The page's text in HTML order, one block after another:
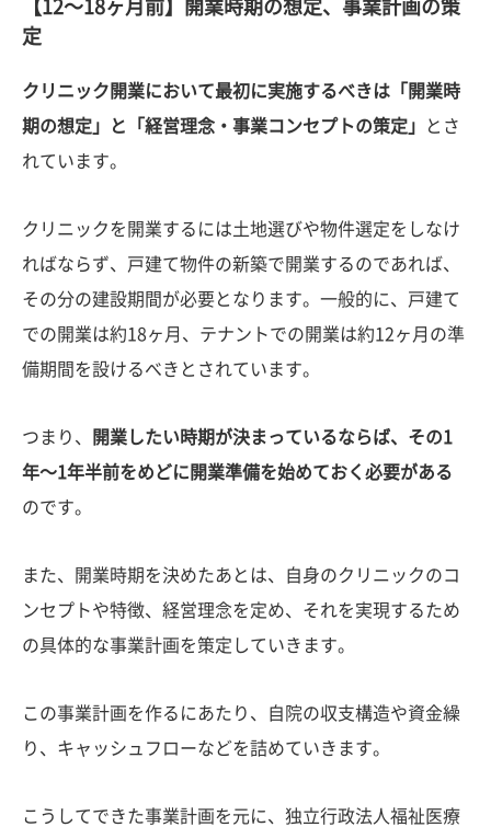
【12〜18ヶ月前】開業時期の想定、事業計画の策
定
クリニック開業において最初に実施するべきは「開業時
期の想定」と「経営理念・事業コンセプトの策定」
とさ
れています。
クリニックを開業するには土地選びや物件選定をしなけ
ればならず、戸建て物件の新築で開業するのであれば、
その分の建設期間が必要となります。一般的に、戸建て
での開業は約18ヶ月、テナントでの開業は約12ヶ月の準
備期間を設けるべきとされています。
つまり、
開業したい時期が決まっているならば、その1
年〜1年半前をめどに開業準備を始めておく必要がある
のです。
また、開業時期を決めたあとは、自身のクリニックのコ
ンセプトや特徴、経営理念を定め、それを実現するため
の具体的な事業計画を策定していきます。
この事業計画を作るにあたり、自院の収支構造や資金繰
り、キャッシュフローなどを詰めていきます。
こうしてできた事業計画を元に、独立行政法人福祉医療